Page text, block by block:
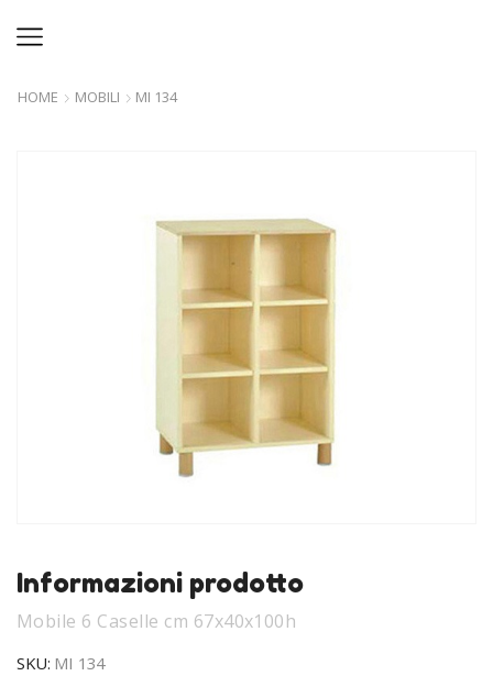
HOME MOBILI MI 134
Informazioni prodotto
Mobile 6 Caselle cm 67x40x100h
SKU: MI 134